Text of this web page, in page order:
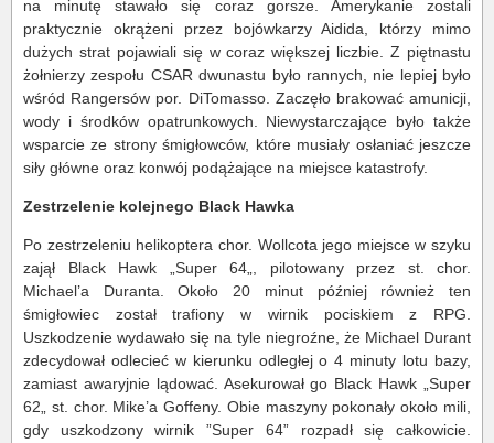
na minutę stawało się coraz gorsze. Amerykanie zostali
praktycznie okrążeni przez bojówkarzy Aidida, którzy mimo
dużych strat pojawiali się w coraz większej liczbie. Z piętnastu
żołnierzy zespołu CSAR dwunastu było rannych, nie lepiej było
wśród Rangersów por. DiTomasso. Zaczęło brakować amunicji,
wody i środków opatrunkowych. Niewystarczające było także
wsparcie ze strony śmigłowców, które musiały osłaniać jeszcze
siły główne oraz konwój podążające na miejsce katastrofy.
Zestrzelenie kolejnego Black Hawka
Po zestrzeleniu helikoptera chor. Wollcota jego miejsce w szyku
zajął Black Hawk „Super 64„, pilotowany przez st. chor.
Michael’a Duranta. Około 20 minut później również ten
śmigłowiec został trafiony w wirnik pociskiem z RPG.
Uszkodzenie wydawało się na tyle niegroźne, że Michael Durant
zdecydował odlecieć w kierunku odległej o 4 minuty lotu bazy,
zamiast awaryjnie lądować. Asekurował go Black Hawk „Super
62„ st. chor. Mike’a Goffeny. Obie maszyny pokonały około mili,
gdy uszkodzony wirnik ”Super 64” rozpadł się całkowicie.